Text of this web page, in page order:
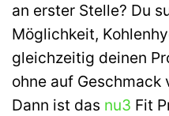
an erster Stelle? Du
Möglichkeit,
gleichzeitig deinen
ohne auf Geschmack
Dann ist das nu3 Fit